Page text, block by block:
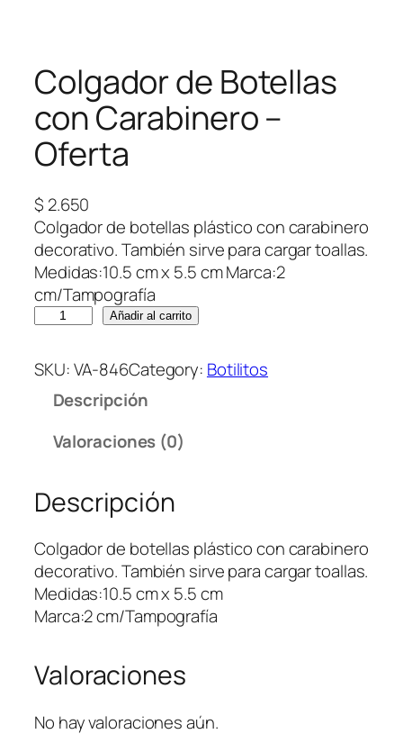
Colgador de Botellas
con Carabinero –
Oferta
$ 2.650
Colgador de botellas plástico con carabinero
decorativo. También sirve para cargar toallas.
Medidas:10.5 cm x 5.5 cm Marca:2
cm/Tampografía
l
g
d
e
B
o
t
e
a
c
Añadir al carrito
SKU:VA-846Category: Botilitos
Descripción
Valoraciones (0)
Descripción
Colgador de botellas plástico con carabinero
decorativo. También sirve para cargar toallas.
Medidas:10.5 cm x 5.5 cm
Marca:2 cm/Tampografía
Valoraciones
No hay valoraciones aún.